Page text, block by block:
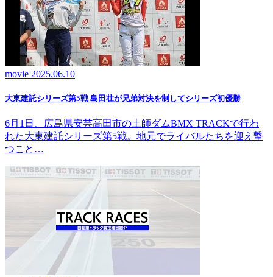
movie 2025.06.10
大東建託シリーズ第5戦 島田壮が兄弟対決を制してシリーズ初優勝
6月1日、広島県安芸高田市の土師ダムBMX TRACKで行わ
れた大東建託シリーズ第5戦。地元でライバルたちを迎え撃
つこと…